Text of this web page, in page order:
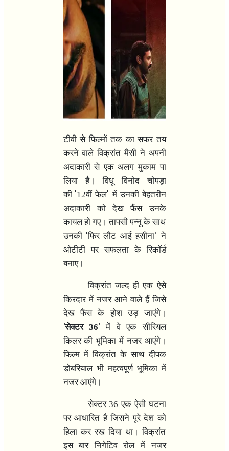
टीवी से फिल्मों तक का सफर तय
करने वाले विक्रांत मैसी ने अपनी
अदाकारी से एक अलग मुकाम पा
लिया है। विधू विनोद चोपड़ा
की '12वीं फेल'में उनकी बेहतरीन
अदाकारी को देख फैंस उनके
कायल हो गए। तापसी पन्नू के साथ
उनकी 'फिर लौट आई हसीना'ने
ओटीटी पर सफलता के रिकॉर्ड
बनाए।
विक्रांत जल्द ही एक ऐसे
किरदार में नजर आने वाले हैं जिसे
देख फैंस के होश उड़ जाएंगे।
'सेक्टर 36'
में वे एक सीरियल
किलर की भूमिका में नजर आएंगे।
फिल्म में विक्रांत के साथ दीपक
डोबरियाल भी महत्वपूर्ण भूमिका में
नजर आएंगे।
सेक्टर 36 एक ऐसी घटना
पर आधारित है जिसने पूरे देश को
हिला कर रख दिया था। विक्रांत
इस बार निगेटिव रोल में नजर